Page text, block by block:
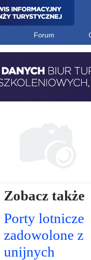
Forum
Zobacz także
Porty lotnicze
zadowolone z
unijnych